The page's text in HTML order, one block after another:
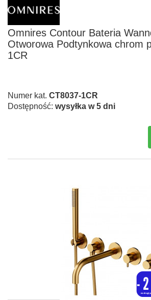
Omnires Contour Bateria
Otworowa Podtynkowa chrom
1CR
Numer kat. CT8037-1CR
Dostępność: wysyłka w 5 dni